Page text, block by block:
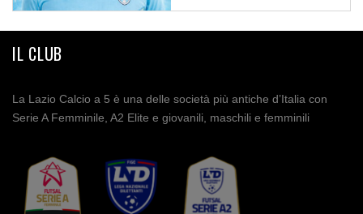
IL CLUB
La Lazio Calcio a 5 è una delle società più antiche d’Italia con
Serie A Femminile, A2 Elite e giovanili, maschili e femminili